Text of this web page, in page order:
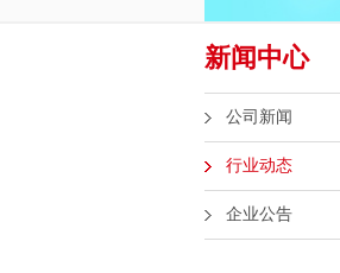
新闻中心
公司新闻
行业动态
企业公告